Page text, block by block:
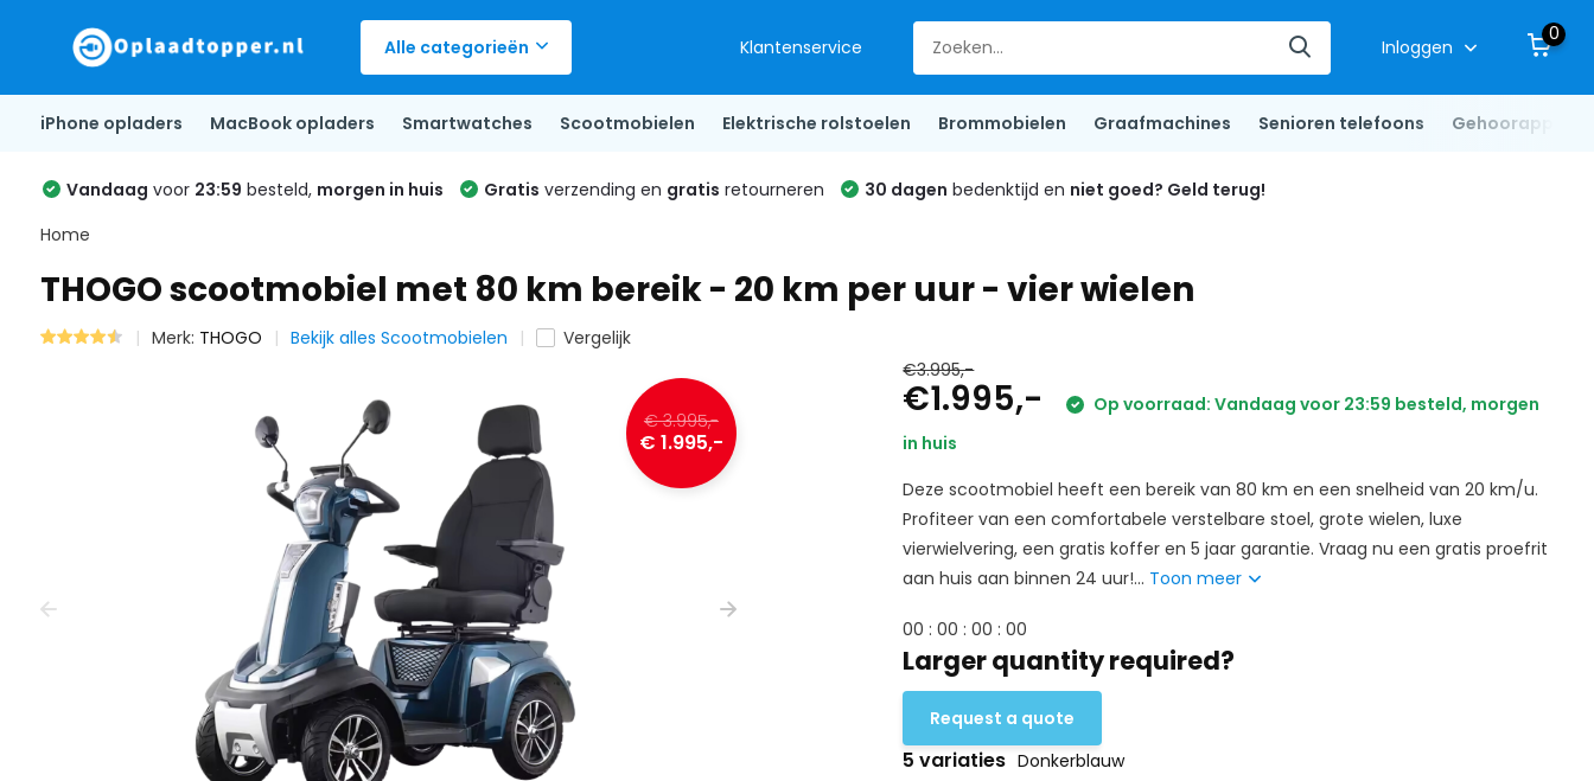
Alle categorieën Klantenservice Inloggen
0
iPhone opladers MacBook opladers Smartwatches Scootmobielen Elektrische rolstoelen Brommobielen Graafmachines Senioren telefoons
Vandaag voor 23:59 besteld, morgen in huis Gratis verzending en gratis retourneren 30 dagen bedenktijd en niet goed? Geld terug!
Home
THOGO scootmobiel met 80 km bereik - 20 km per uur - vier wielen
Merk: THOGO Bekijk alles Scootmobielen Vergelijk
€ 3.995,-
€ 1.995,-
€3.995,-
€1.995,-
Op voorraad: Vandaag voor 23:59 besteld, morgen
in huis
Deze scootmobiel heeft een bereik van 80 km en een snelheid van 20 km/u.
Profiteer van een comfortabele verstelbare stoel, grote wielen, luxe
vierwielvering, een gratis koffer en 5 jaar garantie. Vraag nu een gratis proefrit
aan huis aan binnen 24 uur!... Toon meer
00 :00 :00 :00
Larger quantity required?
Request a quote
5 variaties Donkerblauw